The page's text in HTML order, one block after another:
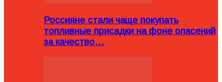
Россияне стали чаще покупать
топливные присадки на фоне опасений
за качество…